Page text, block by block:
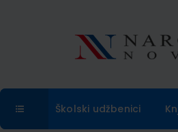
Školski udžbenici